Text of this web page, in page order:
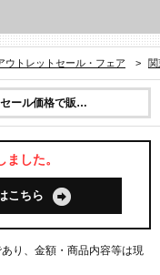
ウトレットセール・フェア > 関
ール価格で販…
した。
こちら
り、金額・商品内容等は現